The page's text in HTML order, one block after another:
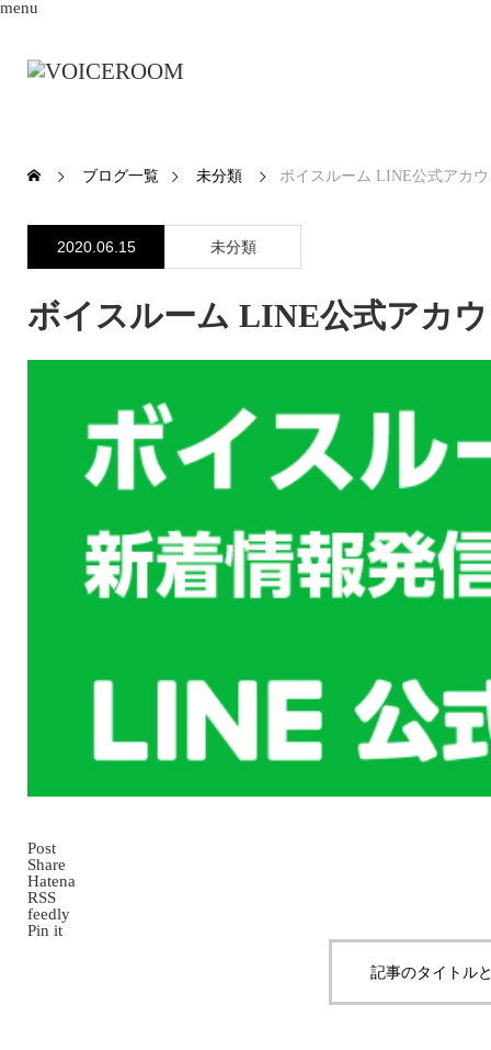
menu
ブログ一覧 未分類 ボイスルーム LINE公式アカ
2020.06.15 未分類
ボイスルーム LINE公式アカ
Post
Share
Hatena
RSS
feedly
Pin it
記事のタイトル